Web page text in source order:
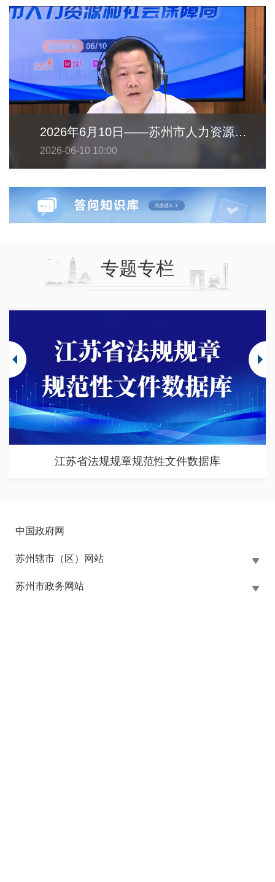
2026年6月10日——苏州市人力资源和社会保障局
2026-06-10 10:00
专题专栏
江苏省法规规章规范性文件数据库
中国政府网
苏州辖市（区）网站
苏州市政务网站